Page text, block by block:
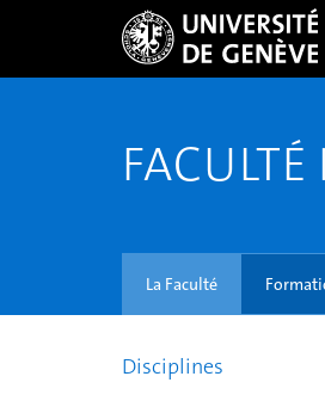
FACULTÉ
La Faculté
Disciplines